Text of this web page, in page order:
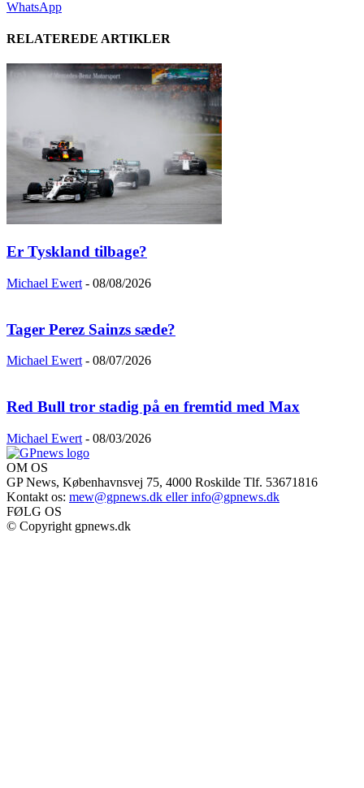
WhatsApp
RELATEREDE ARTIKLER
Er Tyskland tilbage?
Michael Ewert - 08/08/2026
Tager Perez Sainzs sæde?
Michael Ewert - 08/07/2026
Red Bull tror stadig på en fremtid med Max
Michael Ewert - 08/03/2026
OM OS
GP News, Københavnsvej 75, 4000 Roskilde Tlf. 53671816
Kontakt os: mew@gpnews.dk eller info@gpnews.dk
FØLG OS
© Copyright gpnews.dk